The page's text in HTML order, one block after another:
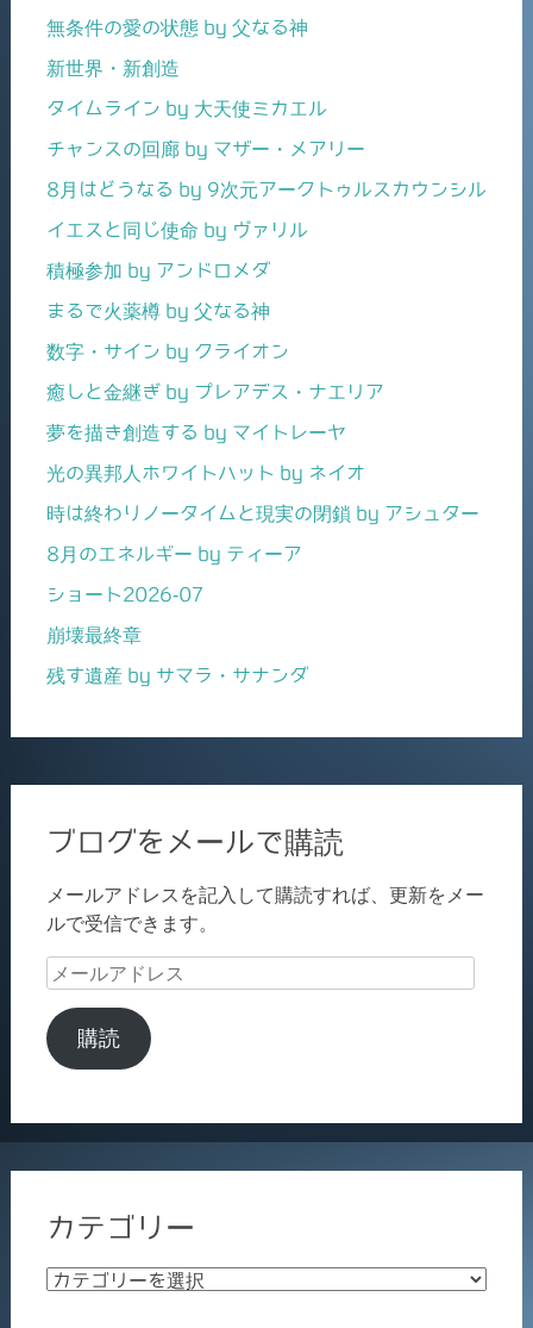
無条件の愛の状態 by 父なる神
新世界・新創造
タイムライン by 大天使ミカエル
チャンスの回廊 by マザー・メアリー
8月はどうなる by 9次元アークトゥルスカウンシル
イエスと同じ使命 by ヴァリル
積極参加 by アンドロメダ
まるで火薬樽 by 父なる神
数字・サイン by クライオン
癒しと金継ぎ by プレアデス・ナエリア
夢を描き創造する by マイトレーヤ
光の異邦人ホワイトハット by ネイオ
時は終わりノータイムと現実の閉鎖 by アシュター
8月のエネルギー by ティーア
ショート2026-07
崩壊最終章
残す遺産 by サマラ・サナンダ
ブログをメールで購読
メールアドレスを記入して購読すれば、更新をメー
ルで受信できます。
メ
ル
ア
ス
購読
カテゴリー
カ